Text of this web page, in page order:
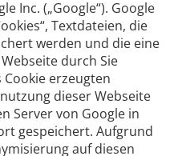
Inc. („Google“). Google
Textdateien, die
werden und die eine
durch Sie
erzeugten
dieser Webseite
Server von Google in
gespeichert. Aufgrund
auf diesen